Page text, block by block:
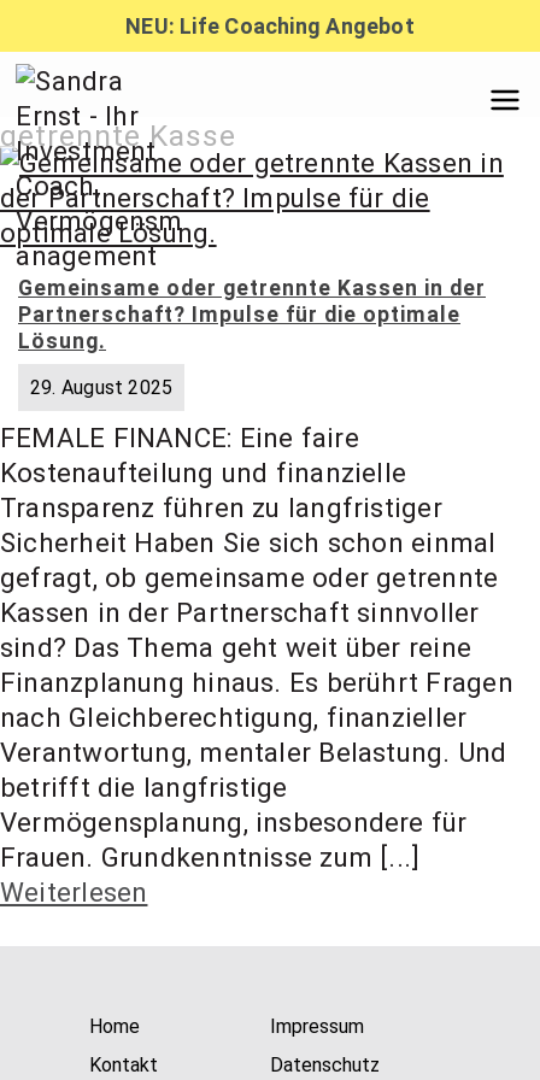
Inhalt
springen
NEU: Life Coaching Angebot
Sandra
Ernst –
Finanzber
Investmen
t Coach,
Anlageber
atung
getrennte Kasse
Gemeinsame oder getrennte Kassen in der
Partnerschaft? Impulse für die optimale
Lösung.
29. August 2025
FEMALE FINANCE: Eine faire
Kostenaufteilung und finanzielle
Transparenz führen zu langfristiger
Sicherheit Haben Sie sich schon einmal
gefragt, ob gemeinsame oder getrennte
Kassen in der Partnerschaft sinnvoller
sind? Das Thema geht weit über reine
Finanzplanung hinaus. Es berührt Fragen
nach Gleichberechtigung, finanzieller
Verantwortung, mentaler Belastung. Und
betrifft die langfristige
Vermögensplanung, insbesondere für
Frauen. Grundkenntnisse zum [...]
Weiterlesen
Home
Kontakt
Impressum
Datenschutz